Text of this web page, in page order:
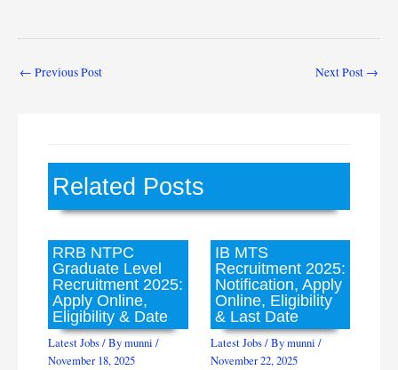
← Previous Post Next Post →
Related Posts
RRB NTPC
Graduate Level
Recruitment 2025:
Apply Online,
Eligibility & Date
Latest Jobs/ Bymunni/
November 18, 2025
IB MTS
Recruitment 2025:
Notification, Apply
Online, Eligibility
& Last Date
Latest Jobs/ Bymunni /
November 22, 2025